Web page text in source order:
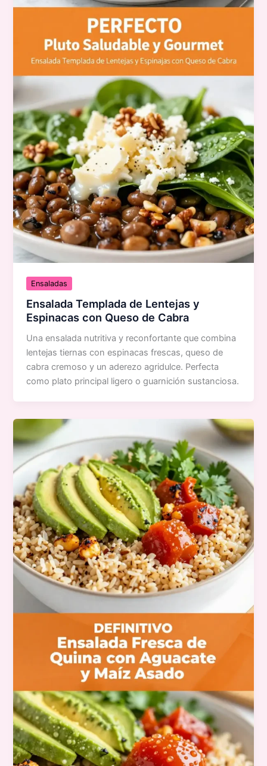
Ensaladas
Ensalada Templada de Lentejas y
Espinacas con Queso de Cabra
Una ensalada nutritiva y reconfortante que combina
lentejas tiernas con espinacas frescas, queso de
cabra cremoso y un aderezo agridulce. Perfecta
como plato principal ligero o guarnición sustanciosa.